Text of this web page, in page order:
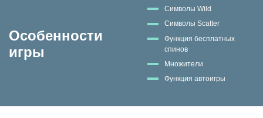
Особенности
игры
Символы Wild
Символы Scatter
Функция бесплатных
спинов
Множители
Функция автоигры